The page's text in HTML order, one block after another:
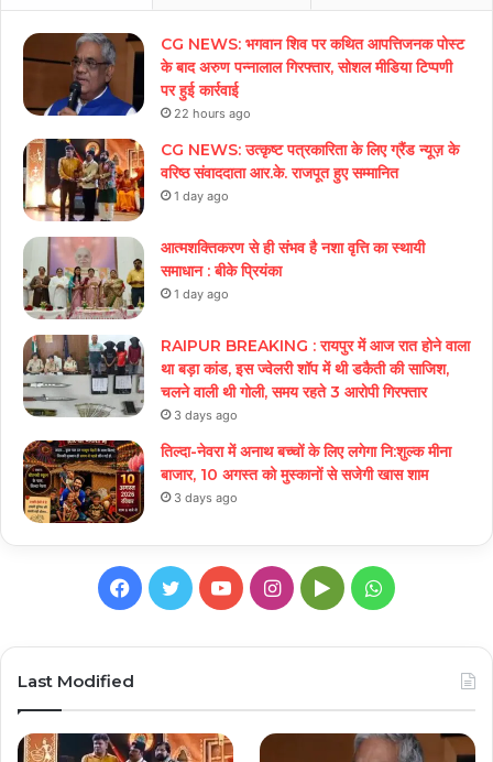
CG NEWS: भगवान शिव पर कथित आपत्तिजनक पोस्ट
के बाद अरुण पन्नालाल गिरफ्तार, सोशल मीडिया टिप्पणी
पर हुई कार्रवाई
22 hours ago
CG NEWS: उत्कृष्ट पत्रकारिता के लिए ग्रैंड न्यूज़ के
वरिष्ठ संवाददाता आर.के. राजपूत हुए सम्मानित
1 day ago
आत्मशक्तिकरण से ही संभव है नशा वृत्ति का स्थायी
समाधान : बीके प्रियंका
1 day ago
RAIPUR BREAKING : रायपुर में आज रात होने वाला
था बड़ा कांड, इस ज्वेलरी शॉप में थी डकैती की साजिश,
चलने वाली थी गोली, समय रहते 3 आरोपी गिरफ्तार
3 days ago
तिल्दा-नेवरा में अनाथ बच्चों के लिए लगेगा नि:शुल्क मीना
बाजार, 10 अगस्त को मुस्कानों से सजेगी खास शाम
3 days ago
Facebook
TwitterYouTubeInstagram
GoogleWhatsApp
Last Modified